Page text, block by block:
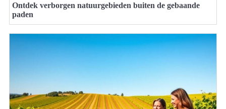
Ontdek verborgen natuurgebieden buiten de gebaande
paden